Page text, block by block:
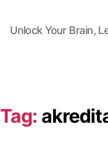
Unlock Your Brain,
Tag: